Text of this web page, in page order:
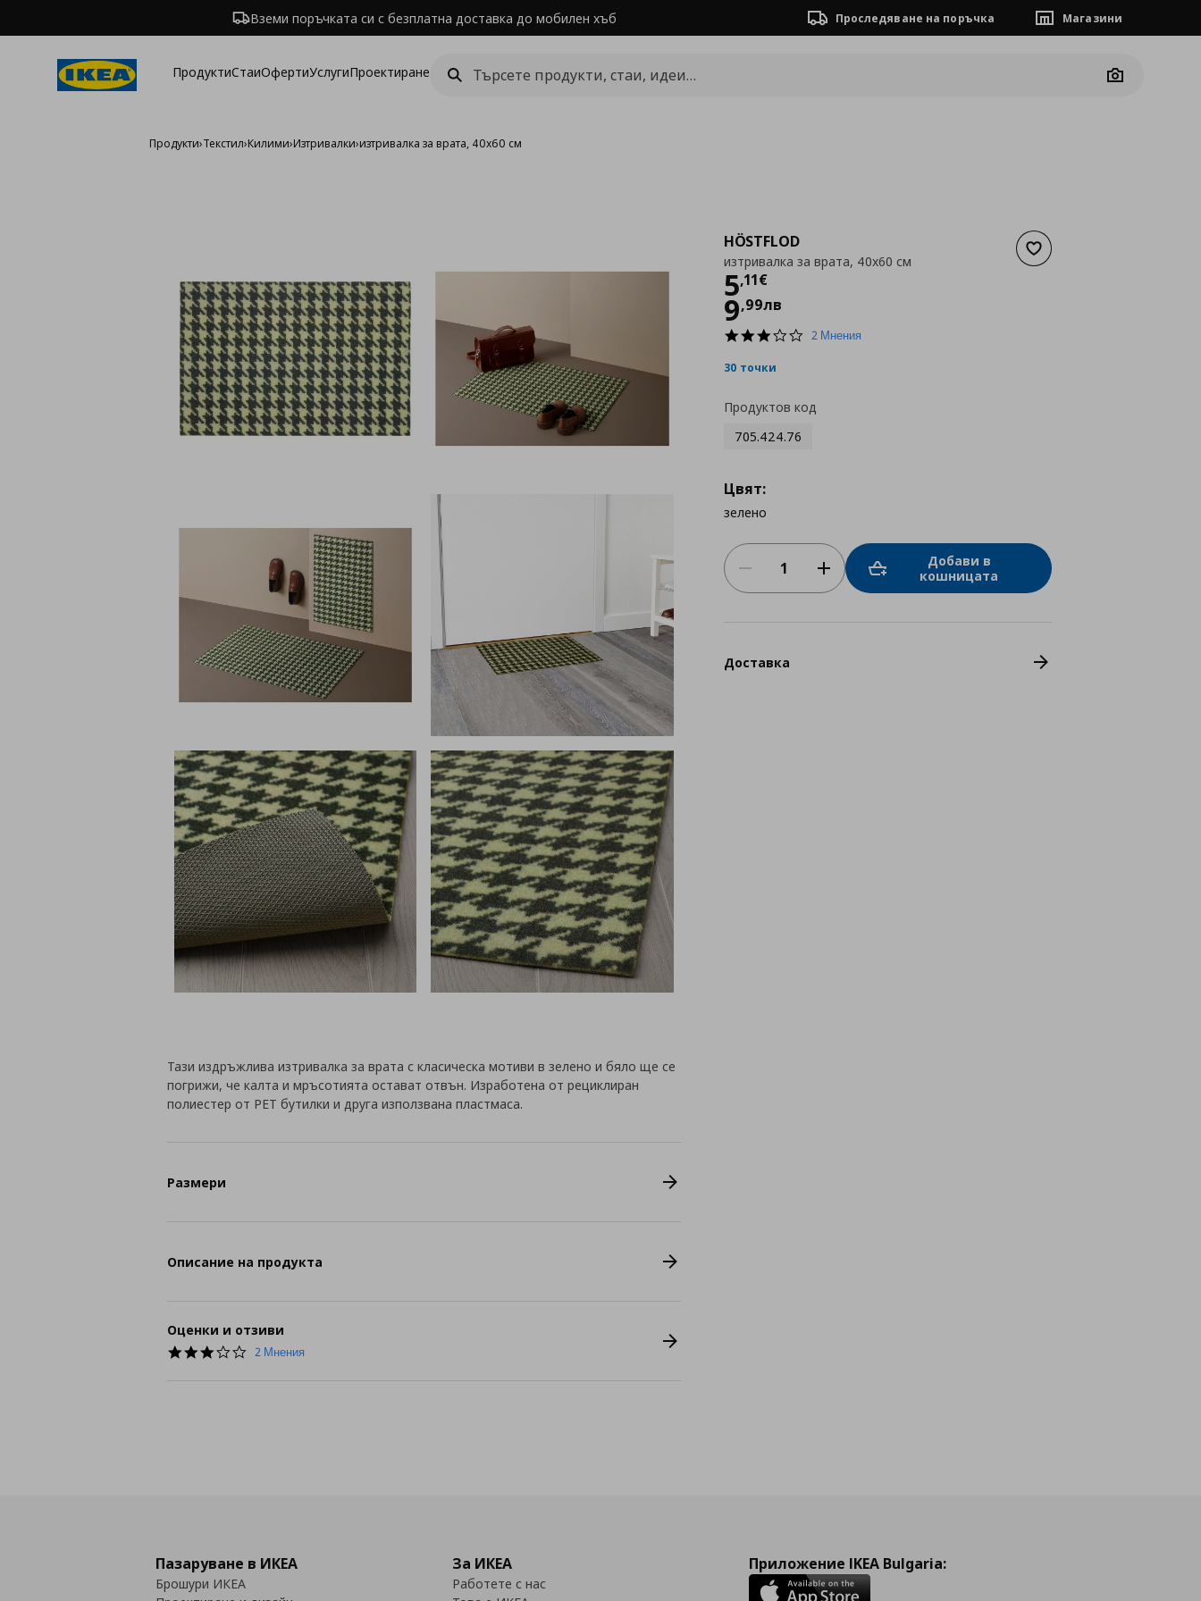
Вземи поръчката си с безплатна доставка до мобилен хъб Проследяване на поръчка Магазини
ПродуктиСтаиОфертиУслугиПроектиране
Camera
Продукти›Текстил›Килими›Изтривалки›изтривалка за врата, 40x60 см
Добави към списъка с
HÖSTFLOD
изтривалка за врата, 40x60 см
5,11€
Цена
9,99лв
3.02 Мнения
30 точки
Продуктов код
705.424.76
Цвят:
зелено
Добави в
кошницата
Доставка
Тази издръжлива изтривалка за врата с класическа мотиви в зелено и бяло ще се
погрижи, че калта и мръсотията остават отвън. Изработена от рециклиран
полиестер от PET бутилки и друга използвана пластмаса.
Размери
Описание на продукта
Оценки и отзиви
3.0
2 Мнения
Пазаруване в ИКЕА
Брошури ИКЕА
За ИКЕА
Работете с нас
Приложение IKEA Bulgaria: